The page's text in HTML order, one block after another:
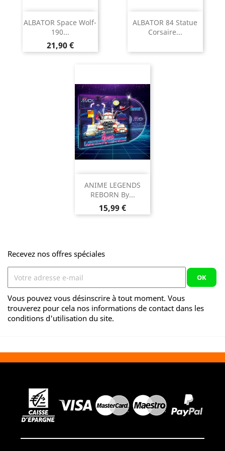
ALBATOR Space Wolf-
190...
Prix
21,90 €
ALBATOR 84 Statue
Corsaire...
ANIME LEGENDS
REBORN By...
Prix
15,99 €
Recevez nos offres spéciales
Vous pouvez vous désinscrire à tout moment. Vous
trouverez pour cela nos informations de contact dans les
conditions d'utilisation du site.